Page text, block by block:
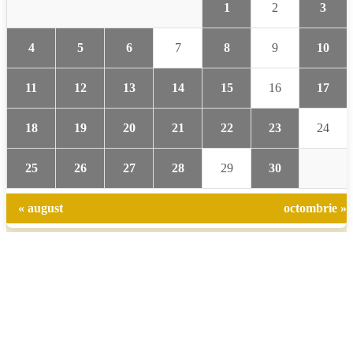
1 2 3
4 5 6 7 8 9 10
11 12 13 14 15 16 17
18 19 20 21 22 23 24
25 26 27 28 29 30
« august octombrie »